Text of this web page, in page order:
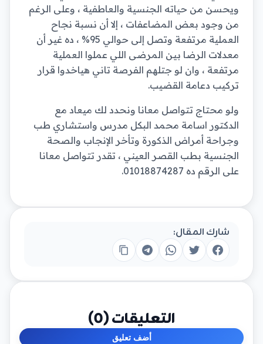
ويحسن من حياته الجنسية والعاطفية ، وعلى الرغم
من وجود بعض المضاعفات ، إلا أن نسبة نجاح
العملية مرتفعة وتصل إلى حوالي 95% ، ده غير أن
معدلات الرضا بين المرضى اللي عملوا العملية
مرتفعة ، وان لو جتلهم الفرصة تاني هياخدوا قرار
تركيب دعامة القضيب.
ولو محتاج تتواصل معانا ونحدد لك ميعاد مع
الدكتور اسامة محمد البكل مدرس واستشاري طب
وجراحة أمراض الذكورة وتأخر الإنجاب والصحة
الجنسية بطب القصر العيني ، تقدر تتواصل معانا
على الرقم ده 01018874287.
شارك المقال:
التعليقات (0
)
أضف تعليق